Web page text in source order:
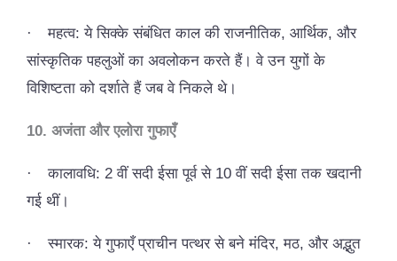
·
महत्व: ये सिक्के संबंधित काल की राजनीतिक, आर्थिक, और
सांस्कृतिक पहलुओं का अवलोकन करते हैं। वे उन युगों के
विशिष्टता को दर्शाते हैं जब वे निकले थे।
10. अजंता और एलोरा गुफाएँ
·
कालावधि: 2 वीं सदी ईसा पूर्व से 10 वीं सदी ईसा तक खदानी
गई थीं।
·
स्मारक: ये गुफाएँ प्राचीन पत्थर से बने मंदिर, मठ, और अद्भुत